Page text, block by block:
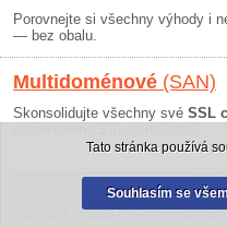
Porovnejte si všechny výhody i
— bez obalu.
Multidoménové (SAN)
Skonsolidujte všechny své SSL
Obchodní podmínky|30
2006-2026 © SSLS.CZ - Všechna
Tato stránka používá
Souhlasím se